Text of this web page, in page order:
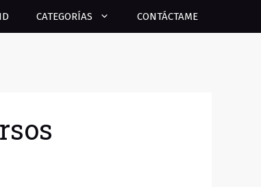
CATEGORÍAS CONTÁCTAME